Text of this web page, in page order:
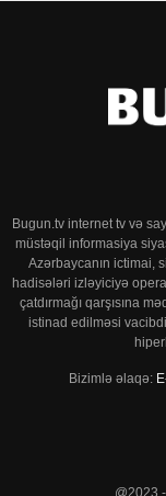
Bugun.tv internet tv və
müstəqil informasiya
Azərbaycanın ictimai,
hadisələri izləyiciyə
çatdırmağı qarşısına
istinad edilməsi
Bizimlə əlaqə: